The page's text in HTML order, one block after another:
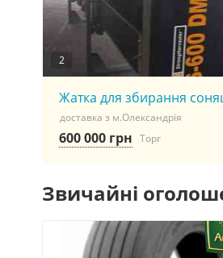
2
Жатка для збирання
доставка з м.Олександрія
600 000 грн Торг
Звичайні